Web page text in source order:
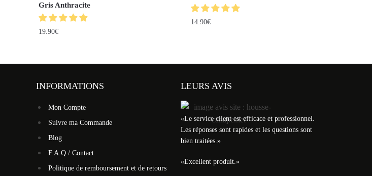
Gris Anthracite
19.90€
14.90€
INFORMATIONS
Mon Compte
Suivre ma Commande
Blog
F.A.Q / Contact
Politique de remboursement et de retours
LEURS AVIS
«Le service client est efficace et professionnel.
Les réponses sont rapides et les questions sont
bien traitées. »
«Excellent produit.»